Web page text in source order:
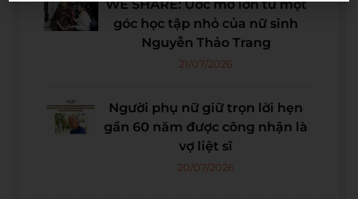
WE SHARE: Ước mơ lớn từ một
góc học tập nhỏ của nữ sinh
Nguyễn Thảo Trang
21/07/2026
Người phụ nữ giữ trọn lời hẹn
gần 60 năm được công nhận là
vợ liệt sĩ
20/07/2026